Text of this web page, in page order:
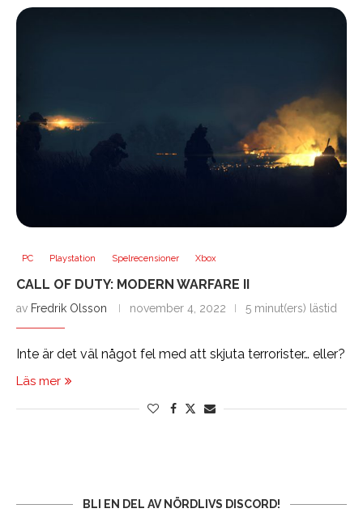
PC Playstation Spelrecensioner Xbox
CALL OF DUTY: MODERN WARFARE II
av Fredrik Olsson november 4, 2022 5 minut(ers) lästid
Inte är det väl något fel med att skjuta terrorister… eller?
Läs mer
BLI EN DEL AV NÖRDLIVS DISCORD!